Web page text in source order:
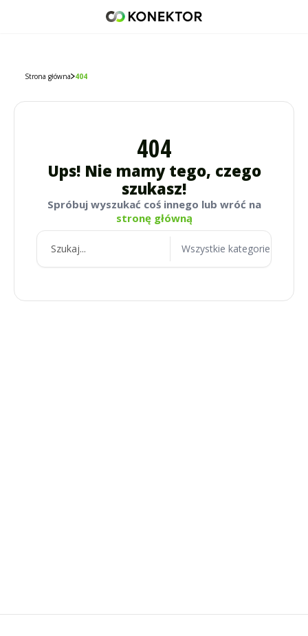
Strona główna 404
404
Ups! Nie mamy tego, czego
szukasz!
Spróbuj wyszukać coś innego lub wróć na
stronę główną